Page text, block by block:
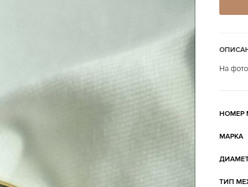
На
НОМЕР
МАРКА
ТИП